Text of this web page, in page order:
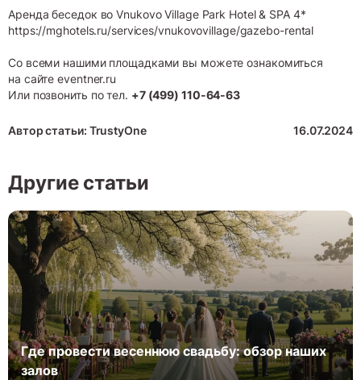
Аренда беседок во Vnukovo Village Park Hotel & SPA 4*
https://mghotels.ru/services/vnukovovillage/gazebo-rental
Со всеми нашими площадками вы можете ознакомиться
на сайтеeventner.ru
Или позвонить по тел. +7 (499) 110-64-63
Автор статьи: TrustyOne 16.07.2024
Другие статьи
Где провести весеннюю свадьбу: обзор наших
залов